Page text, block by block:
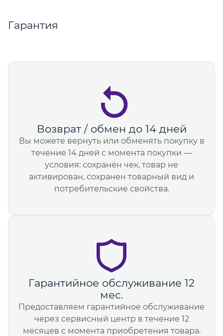
Гарантия
Возврат / обмен до 14 дней
Вы можете вернуть или обменять покупку в
течение 14 дней с момента покупки —
условия: сохранён чек, товар не
активирован, сохранен товарный вид и
потребительские свойства.
Гарантийное обслуживание 12
мес.
Предоставляем гарантийное обслуживание
через сервисный центр в течение 12
месяцев с момента приобретения товара.